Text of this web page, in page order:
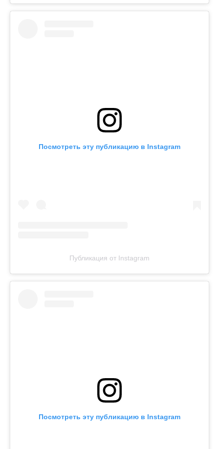
Посмотреть эту публикацию в Instagram
Публикация от Instagram
Посмотреть эту публикацию в Instagram